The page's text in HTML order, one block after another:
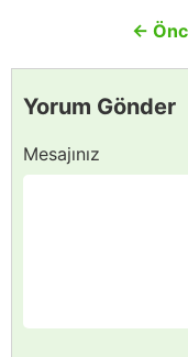
←
Yorum Gönder
Mesajınız